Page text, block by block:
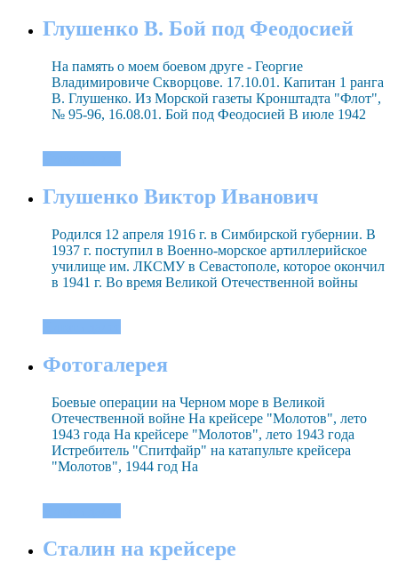
Глушенко В. Бой под Феодосией
На память о моем боевом друге - Георгие
Владимировиче Скворцове. 17.10.01. Капитан 1 ранга
В. Глушенко. Из Морской газеты Кронштадта "Флот",
№ 95-96, 16.08.01. Бой под Феодосией В июле 1942
Глушенко Виктор Иванович
Родился 12 апреля 1916 г. в Симбирской губернии. В
1937 г. поступил в Военно-морское артиллерийское
училище им. ЛКСМУ в Севастополе, которое окончил
в 1941 г. Во время Великой Отечественной войны
Фотогалерея
Боевые операции на Черном море в Великой
Отечественной войне На крейсере "Молотов", лето
1943 года На крейсере "Молотов", лето 1943 года
Истребитель "Спитфайр" на катапульте крейсера
"Молотов", 1944 год На
Сталин на крейсере